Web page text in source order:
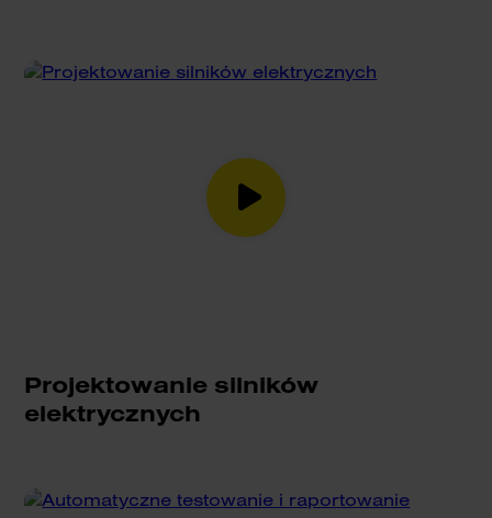
Projektowanie silników
elektrycznych